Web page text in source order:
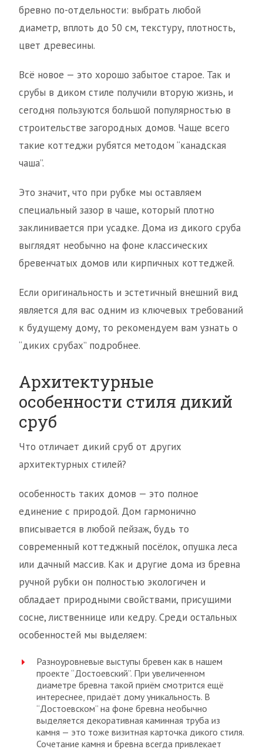
бревно по-отдельности: выбрать любой
диаметр, вплоть до 50 см, текстуру, плотность,
цвет древесины.
Всё новое — это хорошо забытое старое. Так и
срубы в диком стиле получили вторую жизнь, и
сегодня пользуются большой популярностью в
строительстве загородных домов. Чаще всего
такие коттеджи рубятся методом “канадская
чаша”.
Это значит, что при рубке мы оставляем
специальный зазор в чаше, который плотно
заклинивается при усадке. Дома из дикого сруба
выглядят необычно на фоне классических
бревенчатых домов или кирпичных коттеджей.
Если оригинальность и эстетичный внешний вид
является для вас одним из ключевых требований
к будущему дому, то рекомендуем вам узнать о
“диких срубах” подробнее.
Архитектурные
особенности стиля дикий
сруб
Что отличает дикий сруб от других
архитектурных стилей?
особенность таких домов — это полное
единение с природой. Дом гармонично
вписывается в любой пейзаж, будь то
современный коттеджный посёлок, опушка леса
или дачный массив. Как и другие дома из бревна
ручной рубки он полностью экологичен и
обладает природными свойствами, присущими
сосне, лиственнице или кедру. Среди остальных
особенностей мы выделяем:
Разноуровневые выступы бревен как в нашем
проекте “Достоевский”. При увеличенном
диаметре бревна такой приём смотрится ещё
интереснее, придаёт дому уникальность. В
“Достоевском” на фоне бревна необычно
выделяется декоративная каминная труба из
камня — это тоже визитная карточка дикого стиля.
Сочетание камня и бревна всегда привлекает